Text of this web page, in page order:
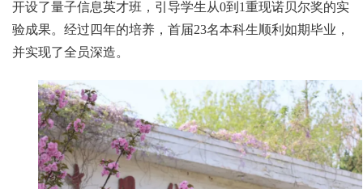
开设了量子信息英才班，引导学生从0到1重现诺贝尔奖的实
验成果。经过四年的培养，首届23名本科生顺利如期毕业，
并实现了全员深造。